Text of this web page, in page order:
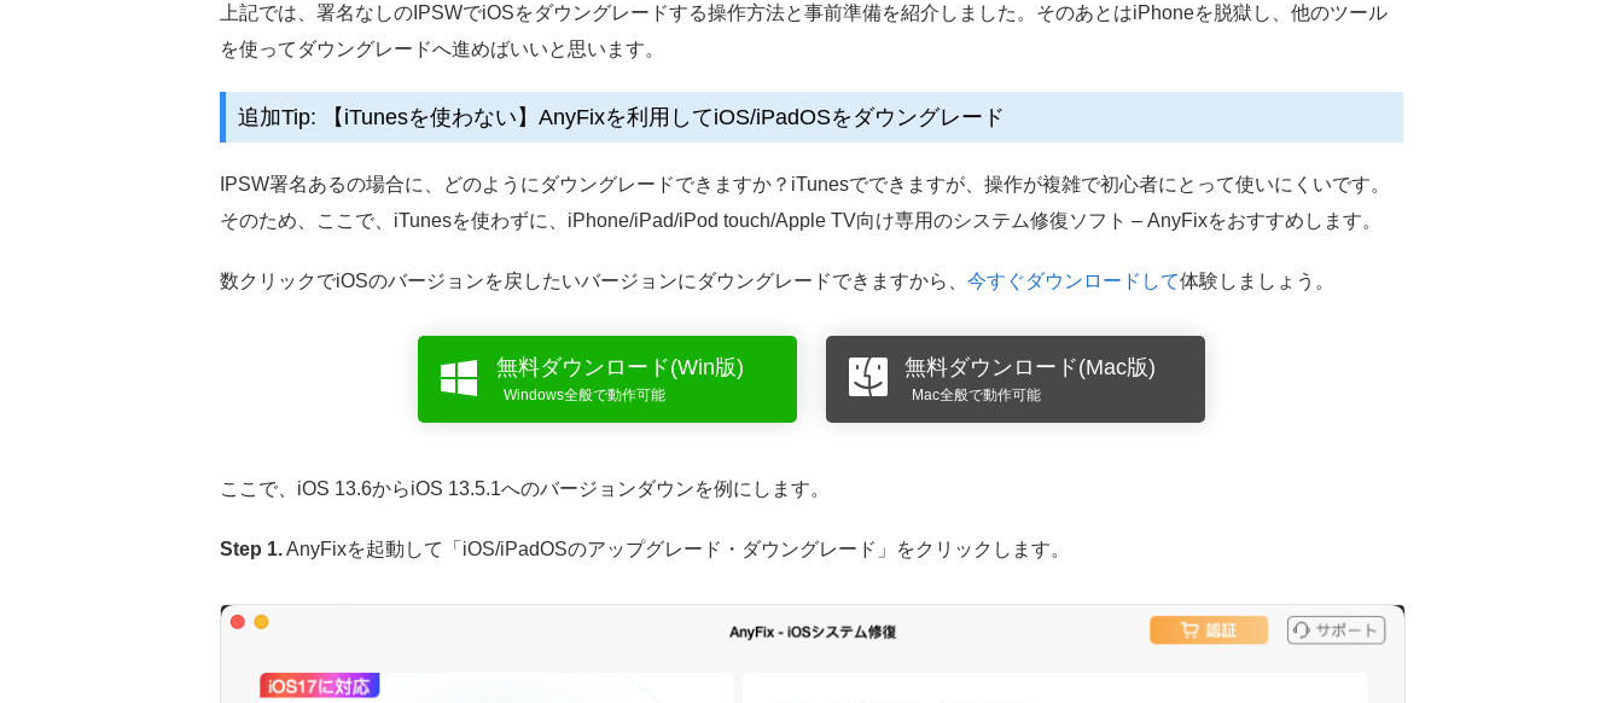
上記では、署名なしのIPSWでiOSをダウングレードする操作方法と事前準備を紹介しました。そのあとはiPhoneを脱獄し、他のツール
を使ってダウングレードへ進めばいいと思います。
追加Tip: 【iTunesを使わない】AnyFixを利用してiOS/iPadOSをダウングレード
IPSW署名あるの場合に、どのようにダウングレードできますか？iTunesでできますが、操作が複雑で初心者にとって使いにくいです。
そのため、ここで、iTunesを使わずに、iPhone/iPad/iPod touch/Apple TV向け専用のシステム修復ソフト – AnyFixをおすすめします。
数クリックでiOSのバージョンを戻したいバージョンにダウングレードできますから、 今すぐダウンロードして体験しましょう。
無料ダウンロード(Win版)
Windows全般で動作可能
無料ダウンロード(Mac版)
Mac全般で動作可能
ここで、iOS 13.6からiOS 13.5.1へのバージョンダウンを例にします。
Step 1.AnyFixを起動して「iOS/iPadOSのアップグレード・ダウングレード」をクリックします。